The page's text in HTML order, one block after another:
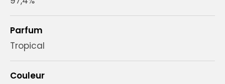
Parfum
Tropical
Couleur